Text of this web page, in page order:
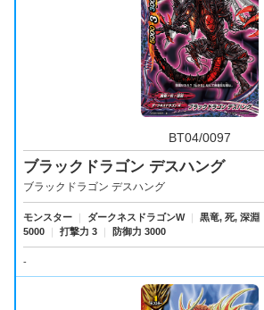
BT04/0097
ブラックドラゴン デスハング
ブラックドラゴン デスハング
モンスター ｜ ダークネスドラゴンW ｜ 黒竜, 死, 深淵
5000
｜ 打撃力 3 ｜ 防御力 3000
-